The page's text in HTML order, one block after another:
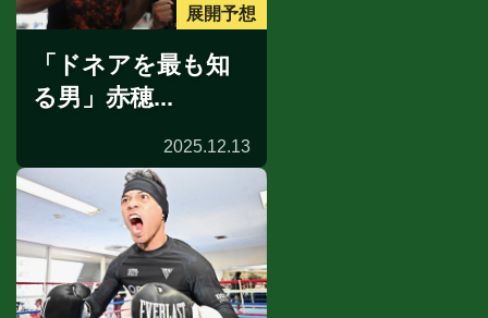
展開予想
「ドネアを最も知
る男」赤穂...
2025.12.13